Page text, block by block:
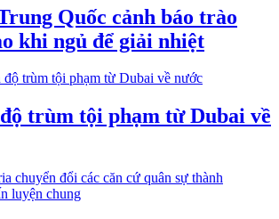
Quốc cảnh báo trào
khi ngủ để giải nhiệt
trùm tội phạm từ Dubai về